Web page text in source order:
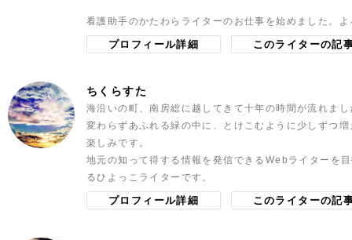
看護助手のかたわらライターのお仕事を始めました。
プロフィール詳細 このライターの記
ちくらすた
海沿いの町、南房総に越してきて十年の時間が流れまし
変わらずあふれる緑の中に、とけこむように少しずつ
楽しみです。
地元の知って得する情報を発信できるWebライターを
るひよっこライターです。
プロフィール詳細 このライターの記